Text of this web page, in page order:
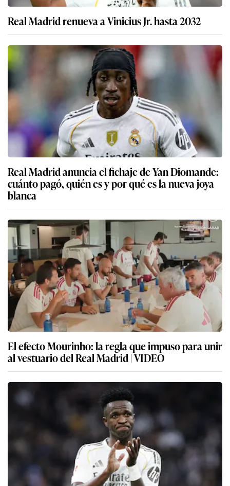
Real Madrid renueva a Vinicius Jr. hasta 2032
Real Madrid anuncia el fichaje de Yan Diomande:
cuánto pagó, quién es y por qué es la nueva joya
blanca
El efecto Mourinho: la regla que impuso para unir
al vestuario del Real Madrid | VIDEO